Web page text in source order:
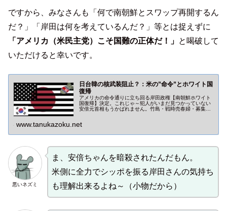
ですから、みなさんも「何で南朝鮮とスワップ再開するん
だ？」「岸田は何を考えているんだ？」等とは捉えずに
「アメリカ（米民主党）こそ国難の正体だ！」 と喝破して
いただけると幸いです。
日台韓の核武装阻止？：米の”命令”とホワイト国
復帰
アメリカの命令通りに立ち回る岸田政権【南朝鮮ホワイト
国復帰】決定。これじゃ～犯人がいまだ見つかっていない
安倍元首相もうかばれません。竹島・戦時売春婦・募集
www.tanukazoku.net
悪いネズミ
ま、安倍ちゃんを暗殺されたんだもん。
米側に全力でシッポを振る岸田さんの気持ち
も理解出来るよね～（小物だから）